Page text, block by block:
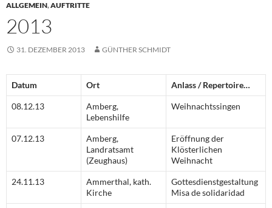
ALLGEMEIN,AUFTRITTE
2013
31. DEZEMBER 2013 GÜNTHER SCHMIDT
Datum Ort Anlass / Repertoire…
08.12.13
Amberg,
Lebenshilfe
Weihnachtssingen
07.12.13
Amberg,
Landratsamt
(Zeughaus)
Eröffnung der
Klösterlichen
Weihnacht
24.11.13
Ammerthal, kath.
Kirche
Gottesdienstgestaltung
Misa de solidaridad